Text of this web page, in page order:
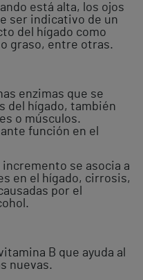
está alta, los ojos
ser indicativo de un
del hígado como
graso, entre otras.
enzimas que se
del hígado, también
o músculos.
función en el
incremento se asocia a
en el hígado, cirrosis,
por el
B que ayuda al
nuevas.